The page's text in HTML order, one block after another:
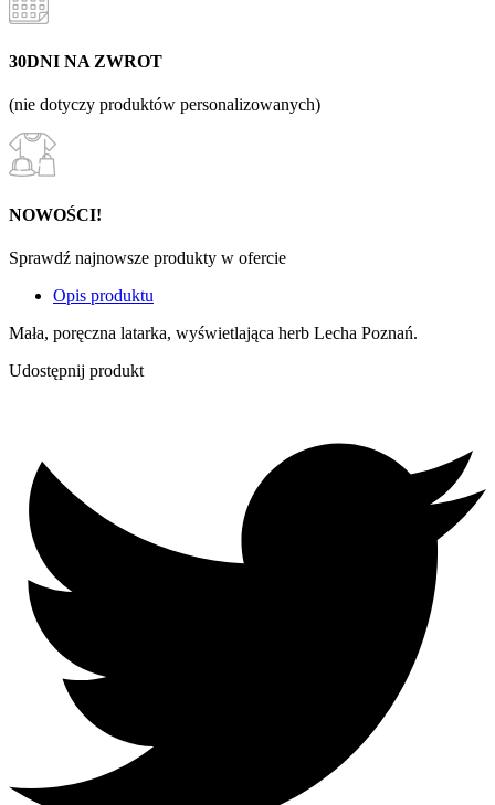
30DNI NA ZWROT
(nie dotyczy produktów personalizowanych)
NOWOŚCI!
Sprawdź najnowsze produkty w ofercie
Opis produktu
Mała, poręczna latarka, wyświetlająca herb Lecha Poznań.
Udostępnij produkt